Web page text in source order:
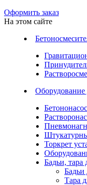
Оформить заказ
На этом сайте
Оборудование
Торкрет
Бадьи, тара
Бадьи
Тара